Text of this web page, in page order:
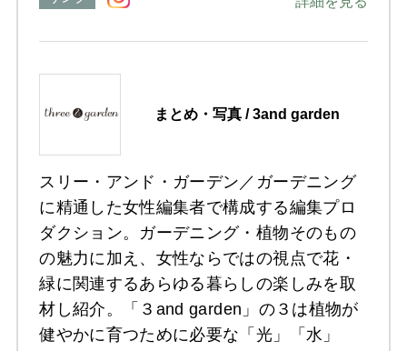
まとめ・写真 / 3and garden
スリー・アンド・ガーデン／ガーデニング
に精通した女性編集者で構成する編集プロ
ダクション。ガーデニング・植物そのもの
の魅力に加え、女性ならではの視点で花・
緑に関連するあらゆる暮らしの楽しみを取
材し紹介。「３and garden」の３は植物が
健やかに育つために必要な「光」「水」